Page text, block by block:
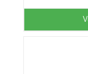
produktsiden